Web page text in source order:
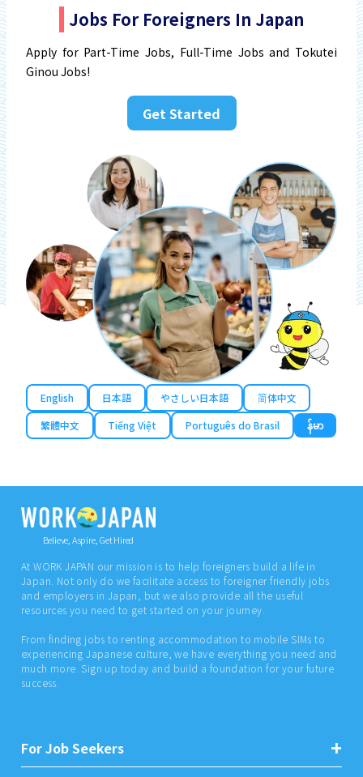
Jobs For Foreigners In Japan
Apply for Part-Time Jobs, Full-Time Jobs and Tokutei
Ginou Jobs!
Get Started
English 日本語 やさしい日本語
简体中文
繁體中文
Tiếng Việt Português do Brasil န်မာ
Believe, Aspire, Get Hired
At WORK JAPAN our mission is to help foreigners build a life in
Japan. Not only do we facilitate access to foreigner friendly jobs
and employers in Japan, but we also provide all the useful
resources you need to get started on your journey.
From finding jobs to renting accommodation to mobile SIMs to
experiencing Japanese culture, we have everything you need and
much more. Sign up today and build a foundation for your future
success.
For Job Seekers